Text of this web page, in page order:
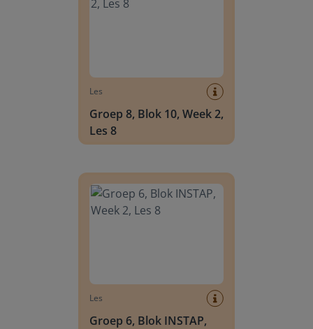
Les
Groep 8, Blok 10, Week 2,
Les 8
Les
Groep 6, Blok INSTAP,